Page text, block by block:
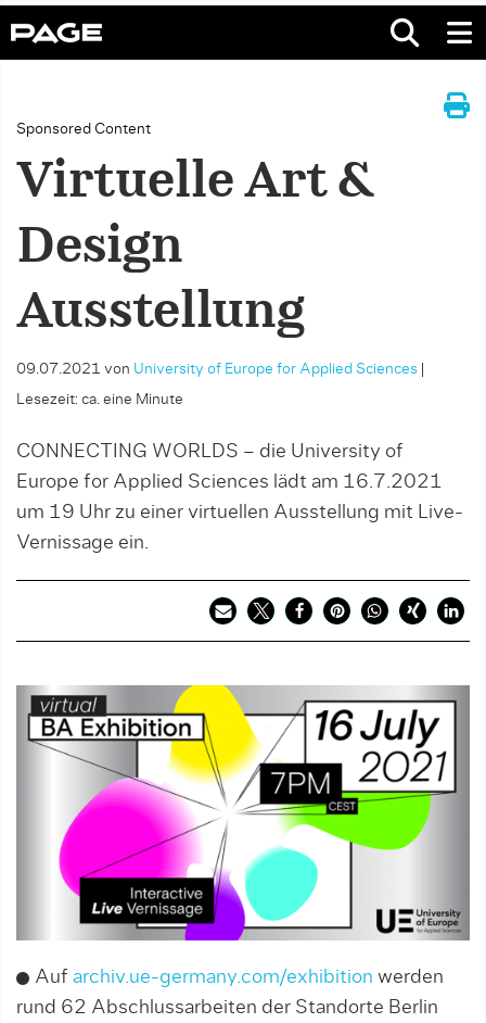
Sponsored Content
Virtuelle Art &
Design
Ausstellung
09.07.2021 von University of Europe for Applied Sciences
Lesezeit: ca. eine Minute
CONNECTING WORLDS – die University of
Europe for Applied Sciences lädt am 16.7.2021
um 19 Uhr zu einer virtuellen Ausstellung mit Live-
Vernissage ein.
Auf archiv.ue-germany.com/exhibition werden
rund 62 Abschlussarbeiten der Standorte Berlin